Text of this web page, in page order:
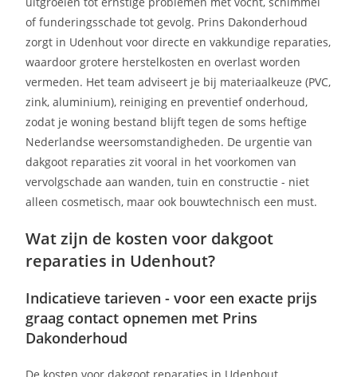
of funderingsschade tot gevolg. Prins Dakonderhoud
zorgt in Udenhout voor directe en vakkundige reparaties,
waardoor grotere herstelkosten en overlast worden
vermeden. Het team adviseert je bij materiaalkeuze (PVC,
zink, aluminium), reiniging en preventief onderhoud,
zodat je woning bestand blijft tegen de soms heftige
Nederlandse weersomstandigheden. De urgentie van
dakgoot reparaties zit vooral in het voorkomen van
vervolgschade aan wanden, tuin en constructie - niet
alleen cosmetisch, maar ook bouwtechnisch een must.
Wat zijn de kosten voor dakgoot
reparaties in Udenhout?
Indicatieve tarieven - voor een exacte prijs
graag contact opnemen met Prins
Dakonderhoud